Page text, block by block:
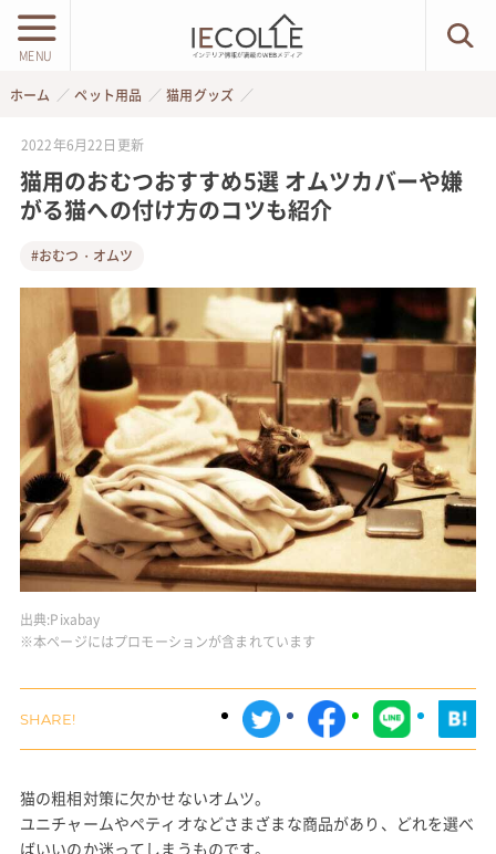
MENU
ホーム ペット用品 猫用グッズ
2022年6月22日 更新
猫用のおむつおすすめ5選 オムツカバーや嫌
がる猫への付け方のコツも紹介
#おむつ・オムツ
出典:Pixabay
※本ページにはプロモーションが含まれています
猫の粗相対策に欠かせないオムツ。
ユニチャームやペティオなどさまざまな商品があり、どれを選べ
ばいいのか迷ってしまうものです。